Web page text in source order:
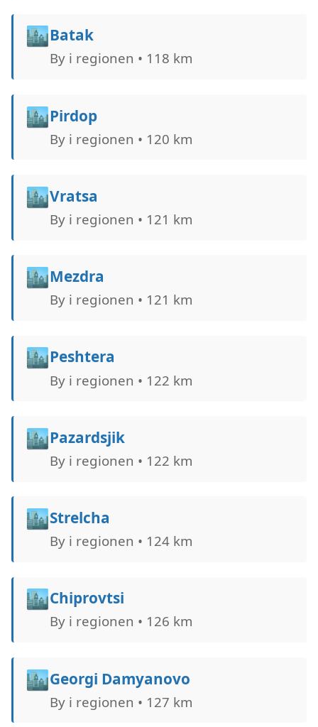
🏙️Batak
By i regionen • 118 km
🏙️Pirdop
By i regionen • 120 km
🏙️Vratsa
By i regionen • 121 km
🏙️Mezdra
By i regionen • 121 km
🏙️Peshtera
By i regionen • 122 km
🏙️Pazardsjik
By i regionen • 122 km
🏙️Strelcha
By i regionen • 124 km
🏙️Chiprovtsi
By i regionen • 126 km
🏙️Georgi Damyanovo
By i regionen • 127 km